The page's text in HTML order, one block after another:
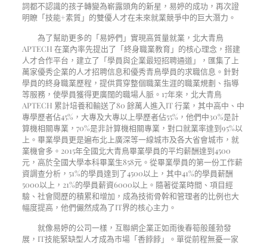
詞都不認識的孩子轉變為嶄露頭角的新星，易婷的成功，再次證
明瞭「技能+素質」的雙優人才在未來就業競爭中的巨大潛力。
為了幫助更多的「易婷們」實現高質量就業，北大青鳥
APTECH 在業內率先提出了「終身職業教育」的核心理念，搭建
人才合作平台，建立了「學員與企業最短招聘通道」，匯集了上
萬家優秀企業的人才招聘信息和優秀青鳥學員的求職信息。針對
學員的終身職業歷程，提供貫穿整個職業生涯的職業規劃、指導
等服務，使學員獲得更廣闊的職場人脈。 17年來，北大青鳥
APTECH 累計培養和輸送了80 餘萬人進入 IT行業，其中高中、中
專學歷者佔45% ，大專及大專以上學歷者佔55% ，他們中30%是計
算機相關專業， 70%是非計算機相關專業，對口就業率達到95%以
上。畢業學員更是遍布北上廣深等一線城市及各大省會城市，就
業機會多。 2015年全國北大青鳥畢業學員的平均薪酬達到4500
元，高於全國大學本科畢業生858元。從畢業學員的第一份工作薪
資調查分析， 51%的學員達到了4500以上，其中41%的學員薪酬
5000以 上， 21%的學員薪資6000以上。隨著從業時間、項目經
驗、社會閱歷的積累和增加，成為技術骨幹和管理者的比例也大
幅度提高，他們儼然成為了IT界的核心主力。
就像易婷的公司一樣，互聯網企業正如雨後春筍般蓬勃發
展， IT技能緊缺型人才成為市場「香餑餑」。單從前程無憂一家